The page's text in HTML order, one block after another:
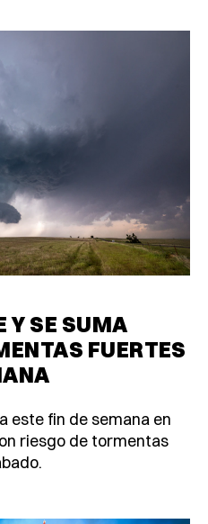
Y SE SUMA
FUERTES
este fin de semana en
riesgo de tormentas